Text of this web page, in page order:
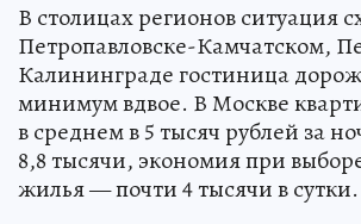
В столицах регионов ситуация
Петропавловске-Камчатском,
Калининграде гостиница
минимум вдвое. В Москве
в среднем в 5 тысяч рублей за
8,8 тысячи, экономия при
жилья — почти 4 тысячи в сутки.